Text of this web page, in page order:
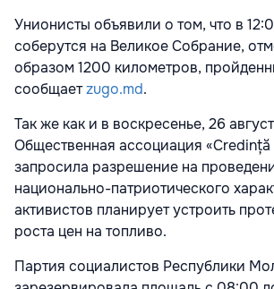
Унионисты объявили о том, что в
соберутся на Великое Собрание,
образом 1200 километров,
сообщаетzugo.md.
Так же как и в воскресенье, 26
Общественная ассоциация «Credință
запросила разрешение на
национально-патриотического
активистов планирует устроить
роста цен на топливо.
Партия социалистов Республики